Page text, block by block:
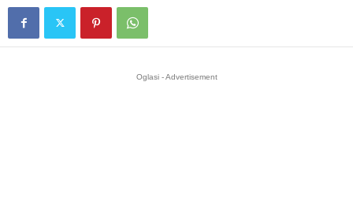
Oglasi - Advertisement